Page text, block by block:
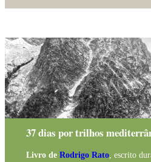
37 dias por trilhos
Livro de Rodrigo Rato, escrito